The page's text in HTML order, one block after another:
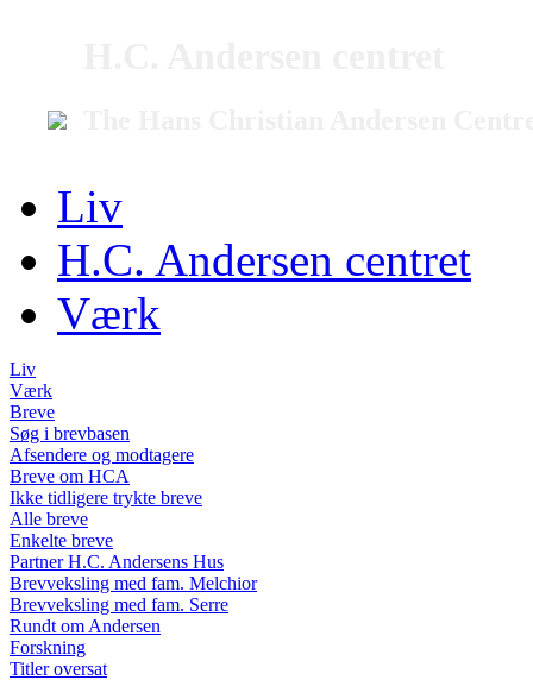
Liv
H.C. Andersen centret
Værk
Liv
Værk
Breve
Søg i brevbasen
Afsendere og modtagere
Breve om HCA
Ikke tidligere trykte breve
Alle breve
Enkelte breve
Partner H.C. Andersens Hus
Brevveksling med fam. Melchior
Brevveksling med fam. Serre
Rundt om Andersen
Forskning
Titler oversat